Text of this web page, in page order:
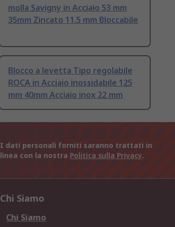
molla Savigny in Acciaio 53 mm
35mm Zincato 11.5 mm Bloccabile
Blocco a levetta Tipo regolabile
ROCA in Acciaio inossidabile 125
mm 40mm Acciaio inox 22 mm
I dati personali forniti saranno trattati in
linea con la nostra Politica sulla Privacy.
Chi Siamo
Chi Siamo